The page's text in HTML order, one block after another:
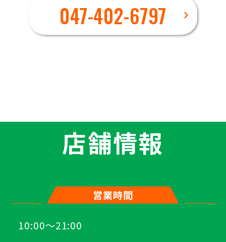
047-402-6797
店舗情報
営業時間
10:00～21:00